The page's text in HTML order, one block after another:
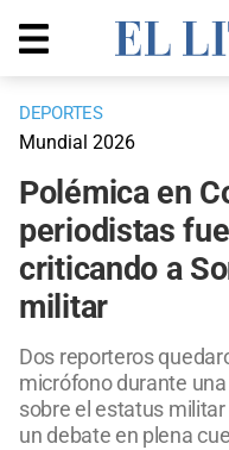
DEPORTES
Mundial 2026
Polémica en
periodistas
criticando a
militar
Dos reporteros
micrófono durante
sobre el estatus
un debate en plena